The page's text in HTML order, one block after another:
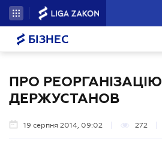
БІЗНЕС
ПРО РЕОРГАНІЗАЦІЮ
ДЕРЖУСТАНОВ
19 серпня 2014, 09:02 272